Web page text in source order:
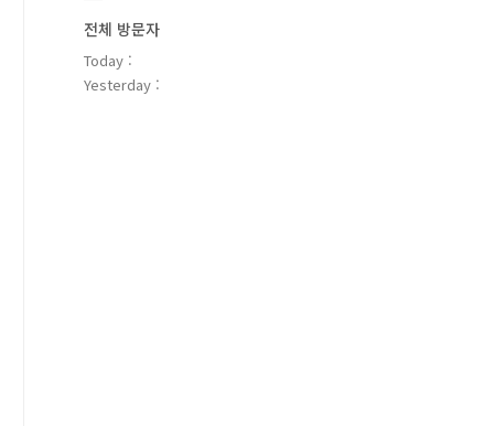
전체 방문자
Today :
Yesterday :